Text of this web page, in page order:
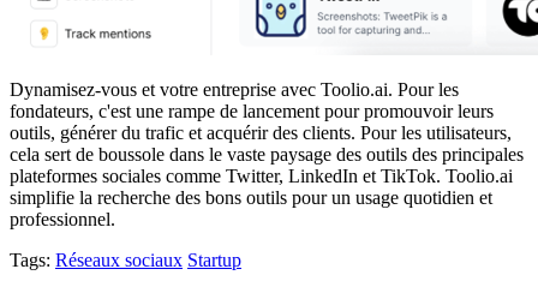
Dynamisez-vous et votre entreprise avec Toolio.ai. Pour les
fondateurs, c'est une rampe de lancement pour promouvoir leurs
outils, générer du trafic et acquérir des clients. Pour les utilisateurs,
cela sert de boussole dans le vaste paysage des outils des principales
plateformes sociales comme Twitter, LinkedIn et TikTok. Toolio.ai
simplifie la recherche des bons outils pour un usage quotidien et
professionnel.
Tags: Réseaux sociaux Startup